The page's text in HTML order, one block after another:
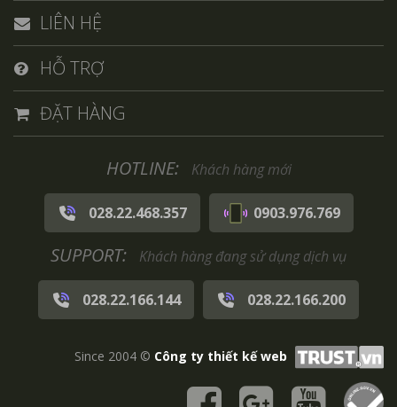
LIÊN HỆ
HỖ TRỢ
ĐẶT HÀNG
HOTLINE: Khách hàng mới
028.22.468.357 0903.976.769
SUPPORT: Khách hàng đang sử dụng dịch vụ
028.22.166.144 028.22.166.200
Since 2004 © Công ty thiết kế web